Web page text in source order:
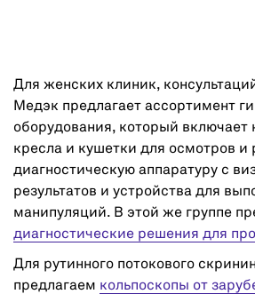
Для женских клиник,
Медэк предлагает ассортимент
оборудования, который включает
кресла и кушетки для осмотров
диагностическую аппаратуру с
результатов и устройства для
манипуляций. В этой же группе
диагностические решения для
Для рутинного потокового
предлагаем кольпоскопы от